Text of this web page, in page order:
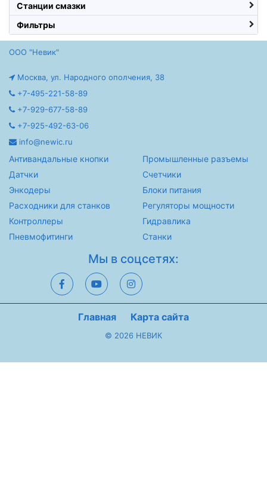
Станции смазки
Фильтры
ООО "Невик"
Москва, ул. Народного ополчения, 38
+7-495-221-58-89
+7-929-677-58-89
+7-925-492-63-06
info@newic.ru
Антивандальные кнопки
Датчки
Энкодеры
Расходники для станков
Контроллеры
Пневмофитинги
Промышленные разъемы
Счетчики
Блоки питания
Регуляторы мощности
Гидравлика
Станки
Мы в соцсетях:
Главная Карта сайта
© 2026 НЕВИК